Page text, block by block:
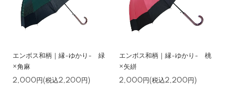
エンボス和柄｜縁-ゆかり- 緑
×角麻
2,000円(税込2,200円)
エンボス和柄｜縁-ゆかり- 桃
×矢絣
2,000円(税込2,200円)